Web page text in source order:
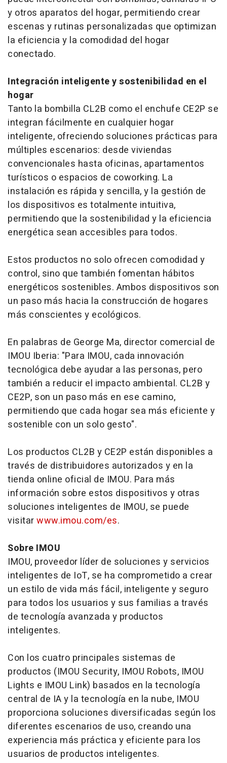
y otros aparatos del hogar, permitiendo crear
escenas y rutinas personalizadas que optimizan
la eficiencia y la comodidad del hogar
conectado.
Integración inteligente y sostenibilidad en el
hogar
Tanto la bombilla CL2B como el enchufe CE2P se
integran fácilmente en cualquier hogar
inteligente, ofreciendo soluciones prácticas para
múltiples escenarios: desde viviendas
convencionales hasta oficinas, apartamentos
turísticos o espacios de coworking. La
instalación es rápida y sencilla, y la gestión de
los dispositivos es totalmente intuitiva,
permitiendo que la sostenibilidad y la eficiencia
energética sean accesibles para todos.
Estos productos no solo ofrecen comodidad y
control, sino que también fomentan hábitos
energéticos sostenibles. Ambos dispositivos son
un paso más hacia la construcción de hogares
más conscientes y ecológicos.
En palabras de George Ma, director comercial de
IMOU Iberia: "Para IMOU, cada innovación
tecnológica debe ayudar a las personas, pero
también a reducir el impacto ambiental. CL2B y
CE2P, son un paso más en ese camino,
permitiendo que cada hogar sea más eficiente y
sostenible con un solo gesto".
Los productos CL2B y CE2P están disponibles a
través de distribuidores autorizados y en la
tienda online oficial de IMOU. Para más
información sobre estos dispositivos y otras
soluciones inteligentes de IMOU, se puede
visitarwww.imou.com/es.
Sobre IMOU
IMOU, proveedor líder de soluciones y servicios
inteligentes de IoT, se ha comprometido a crear
un estilo de vida más fácil, inteligente y seguro
para todos los usuarios y sus familias a través
de tecnología avanzada y productos
inteligentes.
Con los cuatro principales sistemas de
productos (IMOU Security, IMOU Robots, IMOU
Lights e IMOU Link) basados en la tecnología
central de IA y la tecnología en la nube, IMOU
proporciona soluciones diversificadas según los
diferentes escenarios de uso, creando una
experiencia más práctica y eficiente para los
usuarios de productos inteligentes.